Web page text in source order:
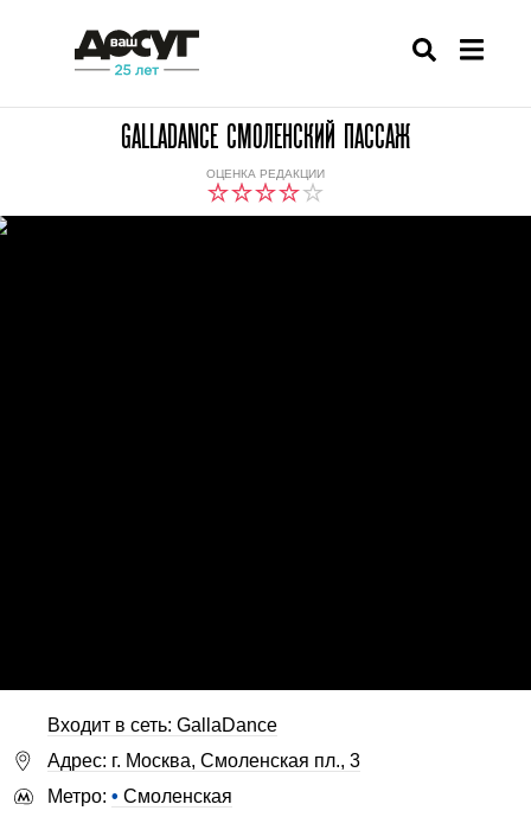
GALLADANCE СМОЛЕНСКИЙ ПАССАЖ
ОЦЕНКА РЕДАКЦИИ
Входит в сеть: GallaDance
Адрес: г. Москва, Смоленская пл., 3
Метро: • Смоленская